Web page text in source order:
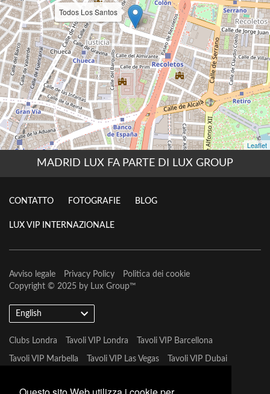
MADRID LUX FA PARTE DI LUX GROUP
CONTATTO FOTOGRAFIE BLOG
LUX VIP INTERNAZIONALE
Avviso legale Privacy Policy
Politica dei cookie
Copyright © 2025 by Lux Group™
English
Clubs Londra Tavoli VIP Londra Tavoli VIP Barcellona
Tavoli VIP Marbella Tavoli VIP Las Vegas Tavoli VIP Dubai